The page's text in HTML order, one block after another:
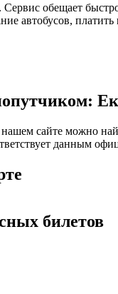
Сервис обещает
автобусов,
сайте можно
данным
билетов